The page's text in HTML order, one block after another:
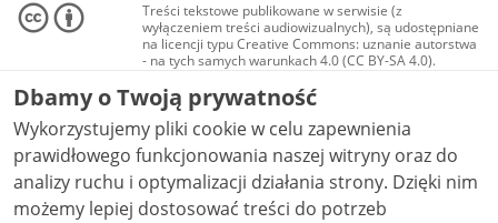
Treści tekstowe publikowane w serwisie (z
wyłączeniem treści audiowizualnych), są udostępniane
na licencji typu Creative Commons: uznanie autorstwa
- na tych samych warunkach 4.0 (CC BY-SA 4.0).
Materiały audiowizualne, w tym zdjęcia, materiały
audio i wideo, są udostępniane na licencji typu
Creative Commons: uznanie autorstwa użycie
niekomercyjne - bez utworów zależnych 4.0 (CC BY-
NC-ND 4.0), o ile nie jest to stwierdzone inaczej.
Dbamy o Twoją prywatność
Wykorzystujemy pliki cookie w celu zapewnienia
prawidłowego funkcjonowania naszej witryny oraz do
analizy ruchu i optymalizacji działania strony. Dzięki nim
możemy lepiej dostosować treści do potrzeb